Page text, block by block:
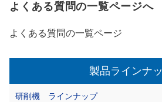
よくある質問の一覧ページへ
よくある質問の一覧ページ
製品ラインナ
研削機 ラインナップ